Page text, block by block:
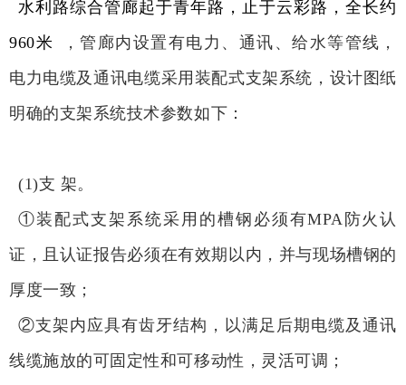
水利路综合管廊起于青年路，止于云彩路，全长约
960米
，管廊内设置有电力、通讯、给水等管线，
电力电缆及通讯电缆采用装配式支架系统，设计图纸
明确的支架系统技术参数如下：
(1)支 架。
①装配式支架系统采用的槽钢必须有MPA防火认
证，且认证报告必须在有效期以内，并与现场槽钢的
厚度一致；
②支架内应具有齿牙结构，以满足后期电缆及通讯
线缆施放的可固定性和可移动性，灵活可调；